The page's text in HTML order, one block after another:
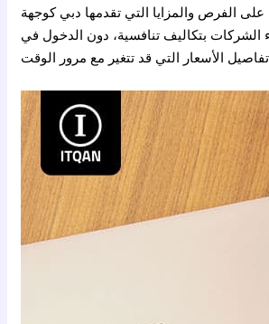
الفرص والمزايا التي تقدمها دبي كوجهة
الشركات بتكاليف تنافسية، دون الدخول في